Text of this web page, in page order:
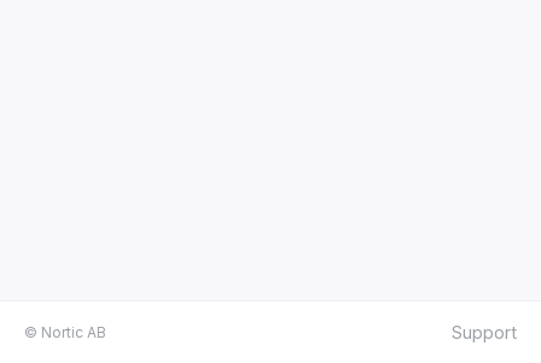
© Nortic AB Support